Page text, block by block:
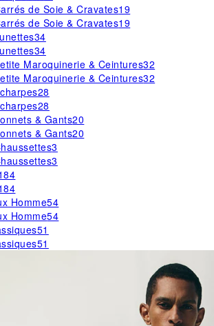
de Soie & Cravates19
de Soie & Cravates19
34
34
Maroquinerie & Ceintures32
Maroquinerie & Ceintures32
28
28
& Gants20
& Gants20
3
3
Homme54
Homme54
51
51